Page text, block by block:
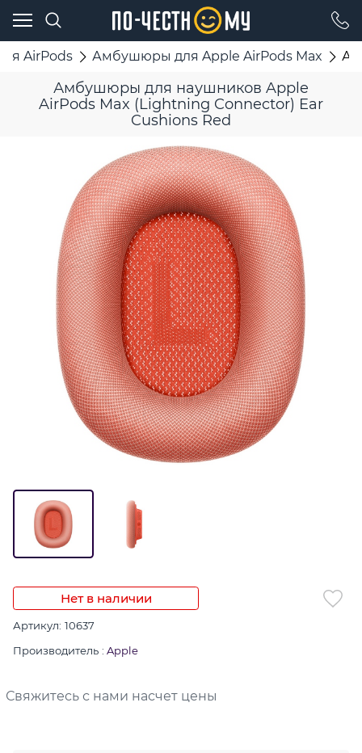
AirPods Амбушюры для Apple AirPods Max
Амбушюры для наушников Apple
AirPods Max (Lightning Connector) Ear
Cushions Red
Нет в наличии
Артикул: 10637
Производитель : Apple
Свяжитесь с нами насчет цены